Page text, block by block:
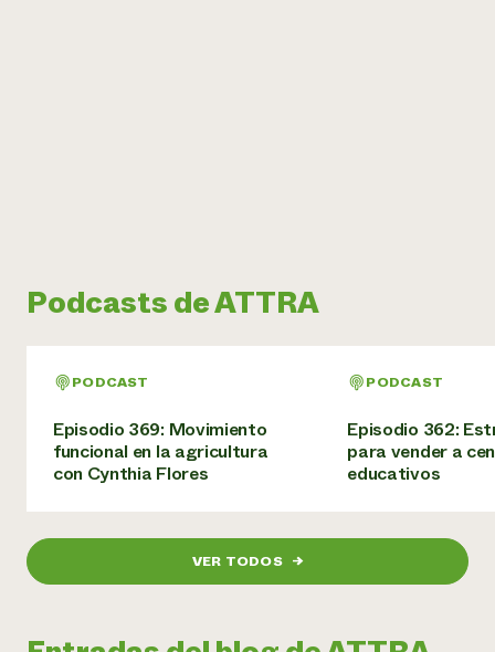
Podcasts de ATTRA
PODCAST
Episodio 369: Movimiento
funcional en la agricultura
con Cynthia Flores
PODCAST
Episodio 362:
para vender a
educativos
VER TODOS →